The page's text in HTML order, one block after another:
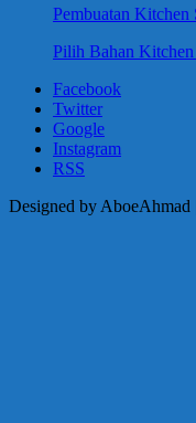
Pembuatan
Pilih Bahan
Facebook
Twitter
Google
Instagram
RSS
Designed by AboeAhmad